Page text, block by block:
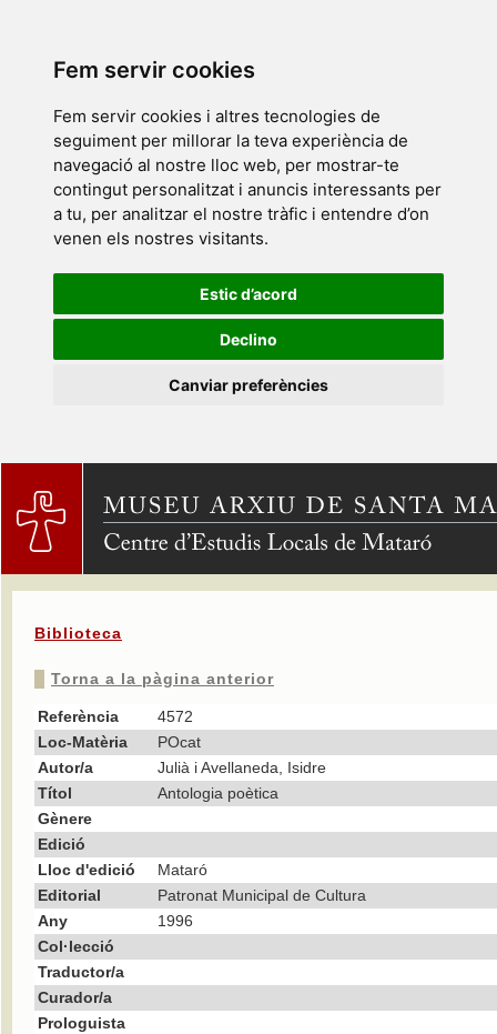
Fem servir cookies
Fem servir cookies i altres tecnologies de
seguiment per millorar la teva experiència de
navegació al nostre lloc web, per mostrar-te
contingut personalitzat i anuncis interessants per
a tu, per analitzar el nostre tràfic i entendre d’on
venen els nostres visitants.
Estic d’acord
Declino
Canviar preferències
Biblioteca
Torna a la pàgina anterior
Referència
4572
Loc-Matèria
POcat
Autor/a
Julià i Avellaneda, Isidre
Títol
Antologia poètica
Gènere
Edició
Lloc d'edició
Mataró
Editorial
Patronat Municipal de Cultura
Any
1996
Col·lecció
Traductor/a
Curador/a
Prologuista